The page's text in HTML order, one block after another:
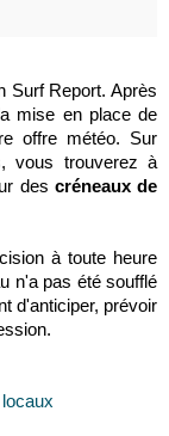
Surf Report. Après
mise en place de
offre météo. Sur
vous trouverez à
des créneaux de
à toute heure
n'a pas été soufflé
d'anticiper, prévoir